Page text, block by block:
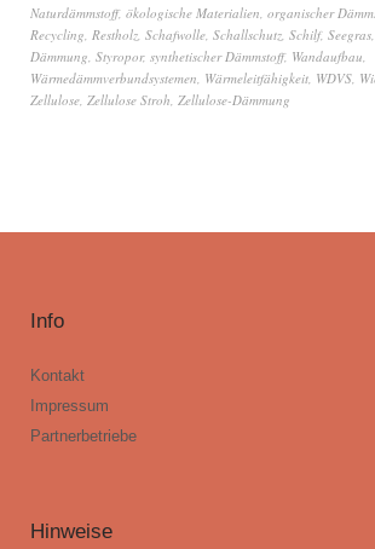
Naturdämmstoff, ökologische Materialien, organischer
Recycling, Restholz, Schafwolle, Schallschutz, Schilf, Seegras,
Dämmung, Styropor, synthetischer Dämmstoff, Wandaufbau,
Wärmedämmverbundsystemen, Wärmeleitfähigkeit, WDVS,
Zellulose, Zellulose Stroh, Zellulose-Dämmung
Info
Kontakt
Impressum
Partnerbetriebe
Hinweise